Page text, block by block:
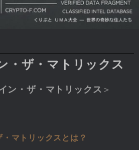
・ザ・マトリックス
ン・ザ・マトリックス ＞
マトリックスとは？